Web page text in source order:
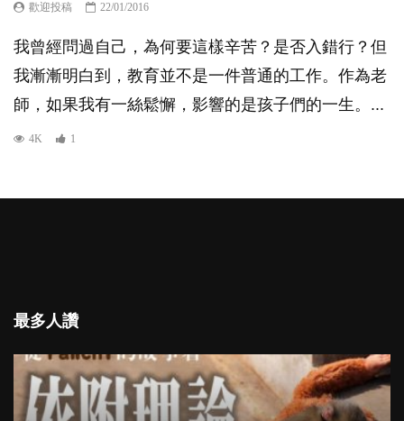
歡迎投稿 22/01/2016
我曾經問過自己，為何要這樣辛苦？是否入錯行？但
我漸漸明白到，教育並不是一件普通的工作。作為老
師，如果我有一絲鬆懈，影響的是孩子們的一生。...
4K 1
最多人讚